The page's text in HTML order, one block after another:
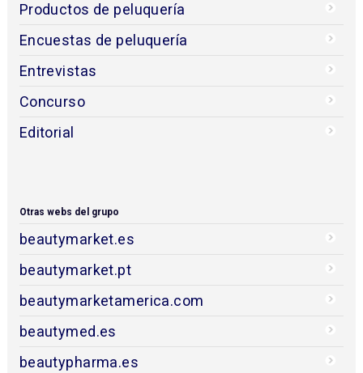
Productos de peluquería
Encuestas de peluquería
Entrevistas
Concurso
Editorial
Otras webs del grupo
beautymarket.es
beautymarket.pt
beautymarketamerica.com
beautymed.es
beautypharma.es